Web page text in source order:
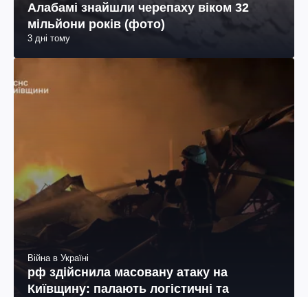
Алабамі знайшли черепаху віком 32
мільйони років (фото)
3 дні тому
Війна в Україні
рф здійснила масовану атаку на
Київщину: палають логістичні та